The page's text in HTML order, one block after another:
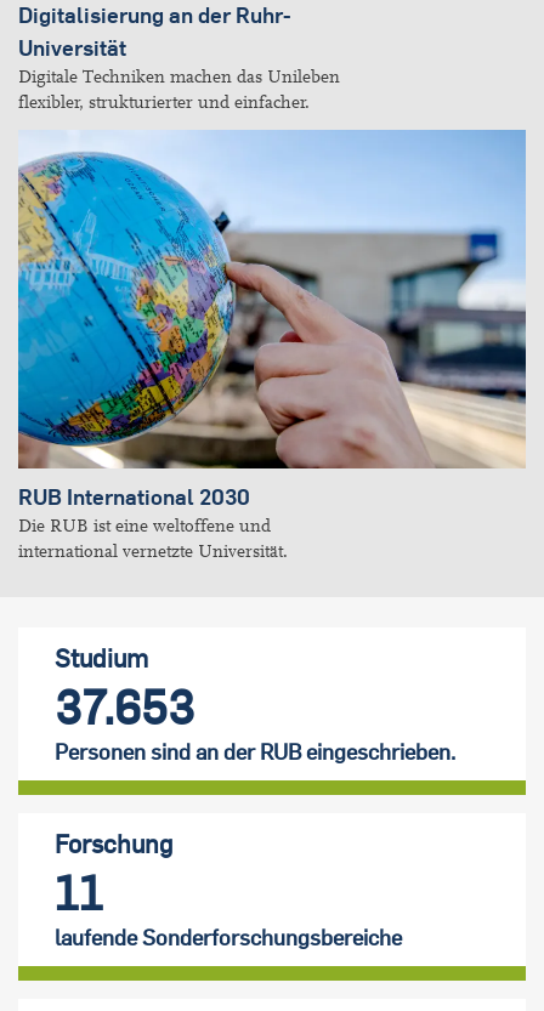
Digitalisierung an der Ruhr-
Universität
Digitale Techniken machen das Unileben
flexibler, strukturierter und einfacher.
RUB International 2030
Die RUB ist eine weltoffene und
international vernetzte Universität.
Studium
37.653
Personen sind an der RUB eingeschrieben.
Forschung
11
laufende Sonderforschungsbereiche